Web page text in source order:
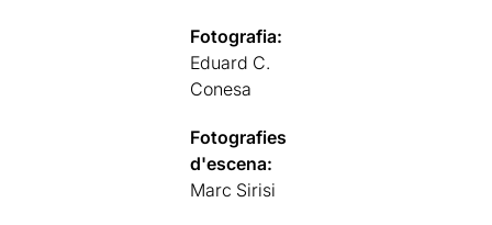
Fotografia:
Eduard C.
Conesa
Fotografies
d'escena:
Marc Sirisi